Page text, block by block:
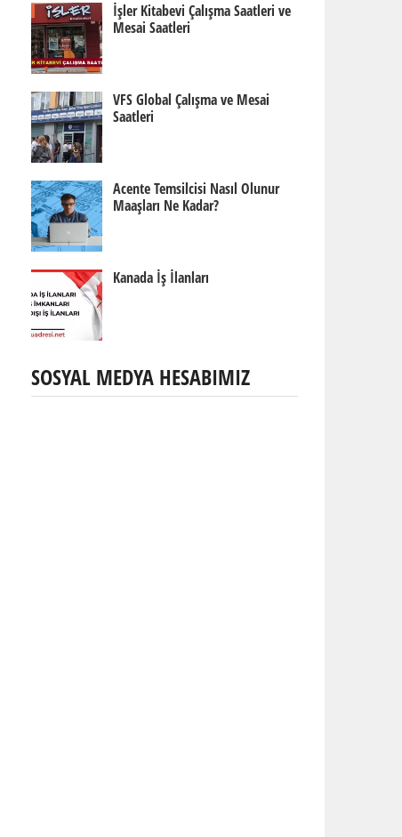
İşler Kitabevi Çalışma Saatleri ve
Mesai Saatleri
VFS Global Çalışma ve Mesai
Saatleri
Acente Temsilcisi Nasıl Olunur
Maaşları Ne Kadar?
Kanada İş İlanları
SOSYAL MEDYA HESABIMIZ